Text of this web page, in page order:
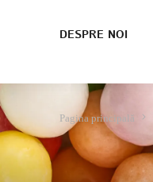
DESPRE NOI
Pagina principală